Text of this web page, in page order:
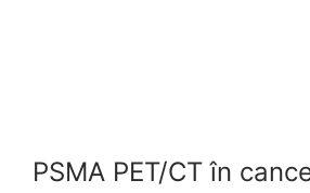
PSMA PET/CT în